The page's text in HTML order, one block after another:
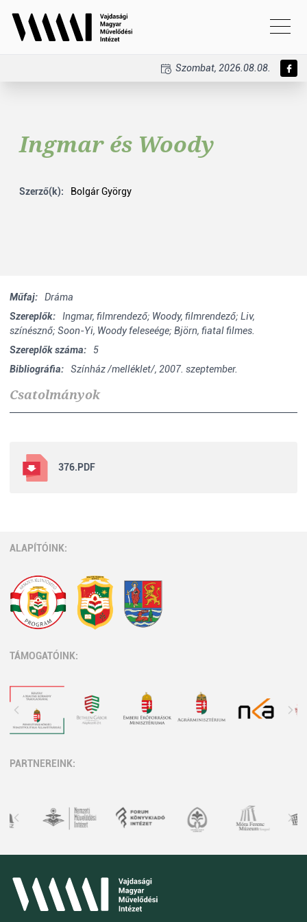
Szombat, 2026.08.08.
Ingmar és Woody
Szerző(k): Bolgár György
Műfaj:
Dráma
Szereplők:
Ingmar, filmrendező; Woody, filmrendező; Liv,
színésznő; Soon-Yi, Woody feleseége; Björn, fiatal filmes.
Szereplők száma:
5
Bibliográfia:
Színház /melléklet/, 2007. szeptember.
Csatolmányok
376.PDF
ALAPÍTÓINK:
TÁMOGATÓINK:
PARTNEREINK: